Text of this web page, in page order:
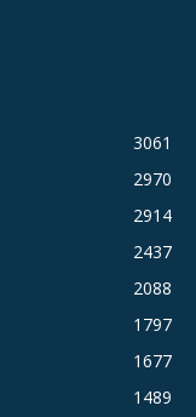
3061
2970
2914
2437
2088
1797
1677
1489